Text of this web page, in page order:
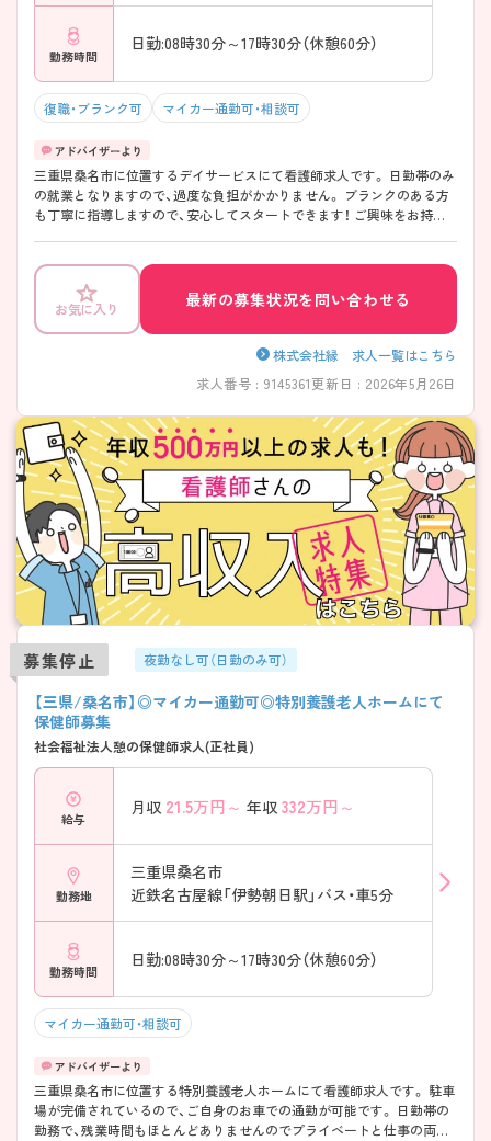
勤務時間
日勤:08時30分～17時30分（休憩60分）
復職・ブランク可 マイカー通勤可・相談可
三重県桑名市に位置するデイサービスにて看護師求人です。 日勤帯のみ
の就業となりますので、過度な負担がかかりません。 ブランクのある方
も丁寧に指導しますので、安心してスタートできます！ ご興味をお持ち
お気に入り 最新の募集状況を問い合わせる
株式会社縁 求人一覧はこちら
求人番号 : 9145361更新日 : 2026年5月26日
募集停止 夜勤なし可（日勤のみ可）
【三県/桑名市】◎マイカー通勤可◎特別養護老人ホームにて
保健師募集
社会福祉法人憩の保健師求人(正社員)
給与
月収 21.5万円～ 年収 332万円～
勤務地
三重県桑名市
近鉄名古屋線「伊勢朝日駅」バス・車5分
勤務時間
日勤:08時30分～17時30分（休憩60分）
マイカー通勤可・相談可
三重県桑名市に位置する特別養護老人ホームにて看護師求人です。 駐車
場が完備されているので、ご自身のお車での通勤が可能です。 日勤帯の
勤務で、残業時間もほとんどありませんのでプライベートと仕事の両立